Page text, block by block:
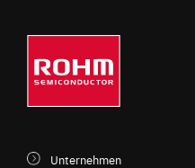
Unternehmen